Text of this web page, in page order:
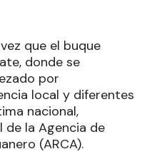
que el buque
donde se
por
local y diferentes
nacional,
de la Agencia de
(ARCA).